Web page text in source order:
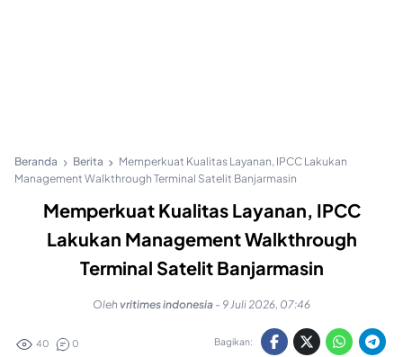
Beranda Berita
Memperkuat Kualitas Layanan, IPCC Lakukan
Management Walkthrough Terminal Satelit Banjarmasin
Memperkuat Kualitas Layanan, IPCC
Lakukan Management Walkthrough
Terminal Satelit Banjarmasin
Oleh vritimes indonesia - 9 Juli 2026, 07:46
40 0 Bagikan: